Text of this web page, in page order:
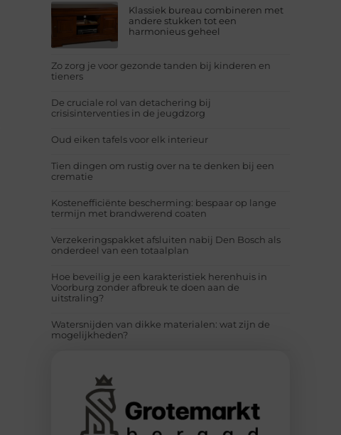
Klassiek bureau combineren met
andere stukken tot een
harmonieus geheel
Zo zorg je voor gezonde tanden bij kinderen en
tieners
De cruciale rol van detachering bij
crisisinterventies in de jeugdzorg
Oud eiken tafels voor elk interieur
Tien dingen om rustig over na te denken bij een
crematie
Kostenefficiënte bescherming: bespaar op lange
termijn met brandwerend coaten
Verzekeringspakket afsluiten nabij Den Bosch als
onderdeel van een totaalplan
Hoe beveilig je een karakteristiek herenhuis in
Voorburg zonder afbreuk te doen aan de
uitstraling?
Watersnijden van dikke materialen: wat zijn de
mogelijkheden?